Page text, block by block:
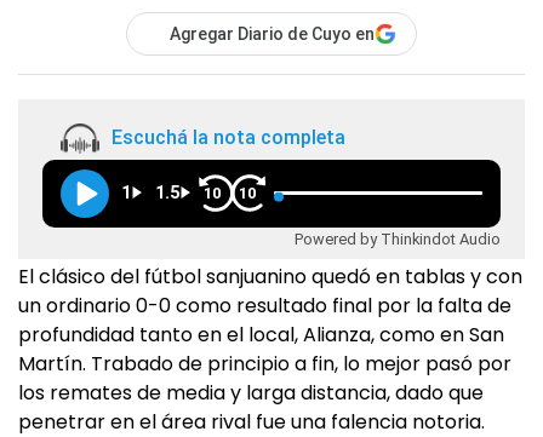
Agregar Diario de Cuyo en
Escuchá la nota completa
1 1.5 10 10
Powered by Thinkindot Audio
El clásico del fútbol sanjuanino quedó en tablas y con
un ordinario 0-0 como resultado final por la falta de
profundidad tanto en el local, Alianza, como en San
Martín. Trabado de principio a fin, lo mejor pasó por
los remates de media y larga distancia, dado que
penetrar en el área rival fue una falencia notoria.